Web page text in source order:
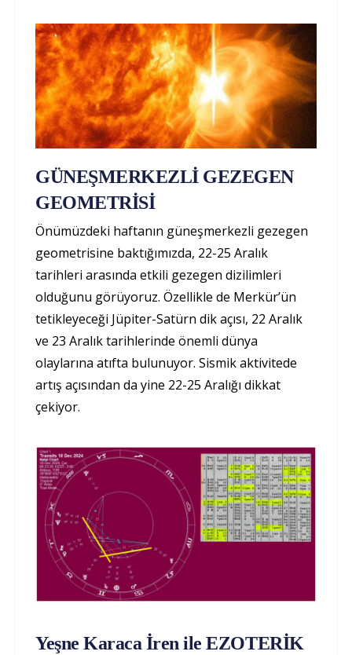
GÜNEŞMERKEZLİ GEZEGEN
GEOMETRİSİ
Önümüzdeki haftanın güneşmerkezli gezegen
geometrisine baktığımızda, 22-25 Aralık
tarihleri arasında etkili gezegen dizilimleri
olduğunu görüyoruz. Özellikle de Merkür’ün
tetikleyeceği Jüpiter-Satürn dik açısı, 22 Aralık
ve 23 Aralık tarihlerinde önemli dünya
olaylarına atıfta bulunuyor. Sismik aktivitede
artış açısından da yine 22-25 Aralığı dikkat
çekiyor.
Yeşne Karaca İren ile EZOTERİK